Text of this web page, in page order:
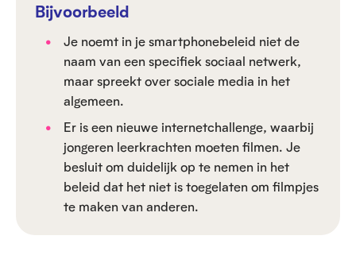
Bijvoorbeeld
Je noemt in je smartphonebeleid niet de
naam van een specifiek sociaal netwerk,
maar spreekt over sociale media in het
algemeen.
Er is een nieuwe internetchallenge, waarbij
jongeren leerkrachten moeten filmen. Je
besluit om duidelijk op te nemen in het
beleid dat het niet is toegelaten om filmpjes
te maken van anderen.